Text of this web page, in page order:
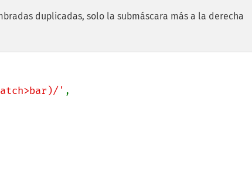
duplicadas, solo la submáscara más a la derecha
' ,